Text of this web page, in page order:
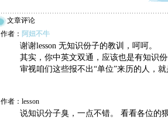
文章评论
作者： 阿妞不牛
谢谢lesson 无知识份子的教训，呵呵。
其实，你中英文双通，应该也是有知识
审视咱们这些报不出“单位”来历的人，就
作者：lesson
说知识分子臭，一点不错。 看看各位的